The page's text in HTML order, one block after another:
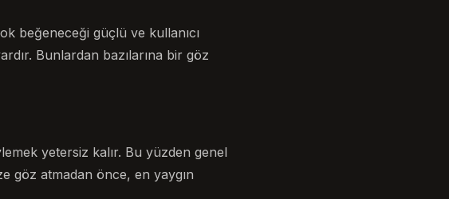
beğeneceği güçlü ve kullanıcı
Bunlardan bazılarına bir göz
yetersiz kalır. Bu yüzden genel
göz atmadan önce, en yaygın